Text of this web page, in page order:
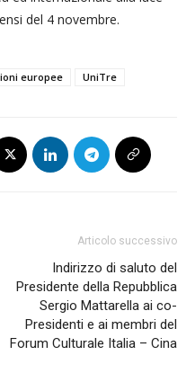
del 4 novembre.
europee UniTre
Articolo successivo
Indirizzo di saluto del
Presidente della Repubblica
Sergio Mattarella ai co-
Presidenti e ai membri del
Forum Culturale Italia – Cina